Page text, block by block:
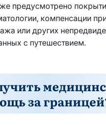
предусмотрено
компенсации
или других
с путешествием.
за